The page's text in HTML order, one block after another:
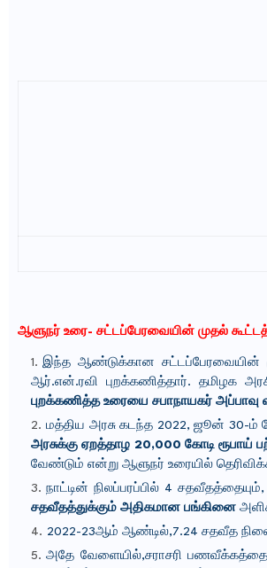
ஆளுநர் உரை- சட்டப்பேரவையின் முதல்
இந்த ஆண்டுக்கான சட்டப்பேரவையின்
ஆர்.என்.ரவி புறக்கணித்தார். தமிழக
புறக்கணித்த உரையை சபாநாயகர் அப்பாவு
மத்திய அரசு கடந்த 2022, ஜூன் 30-ம்
அரசுக்கு ஏறத்தாழ 20,000 கோடி ரூபாய்‌
வேண்டும்‌ என்று ஆளுநர் உரையில்
நாட்டின்‌ நிலப்பரப்பில்‌ 4
சதவீதத்துக்கும்‌ அதிகமான பங்கினை
2022-23ஆம்‌ ஆண்டில்‌,7.24 சதவீத
அதே வேளையில்‌,சராசரி